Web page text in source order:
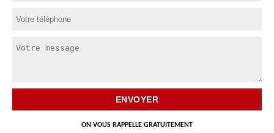
ON VOUS RAPPELLE GRATUITEMENT